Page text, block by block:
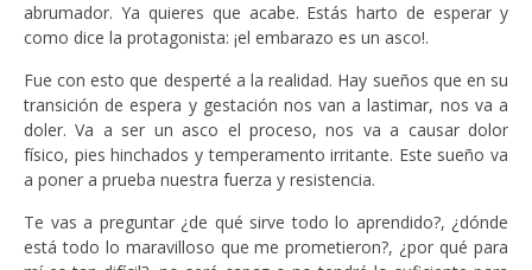
abrumador. Ya quieres que acabe. Estás harto de esperar y
como dice la protagonista: ¡el embarazo es un asco!.
Fue con esto que desperté a la realidad. Hay sueños que en su
transición de espera y gestación nos van a lastimar, nos va a
doler. Va a ser un asco el proceso, nos va a causar dolor
físico, pies hinchados y temperamento irritante. Este sueño va
a poner a prueba nuestra fuerza y resistencia.
Te vas a preguntar ¿de qué sirve todo lo aprendido?, ¿dónde
está todo lo maravilloso que me prometieron?, ¿por qué para